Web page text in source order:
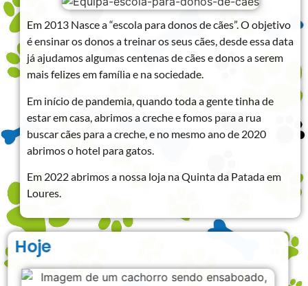
Em 2013 Nasce a “escola para donos de cães”. O objetivo
é ensinar os donos a treinar os seus cães, desde essa data
já ajudamos algumas centenas de cães e donos a serem
mais felizes em família e na sociedade.
Em início de pandemia, quando toda a gente tinha de
estar em casa, abrimos a creche e fomos para a rua
buscar cães para a creche, e no mesmo ano de 2020
abrimos o hotel para gatos.
Em 2022 abrimos a nossa loja na Quinta da Patada em
Loures.
Hoje